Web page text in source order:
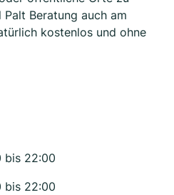
Beratung auch am
kostenlos und ohne
bis 22:00
bis 22:00